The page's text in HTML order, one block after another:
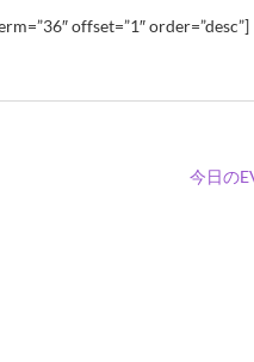
offset=”1″ order=”desc”]
今日の